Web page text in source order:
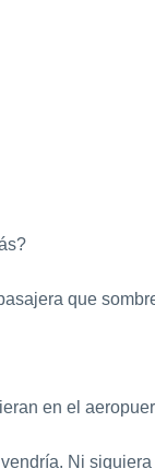
que
en el
Ni